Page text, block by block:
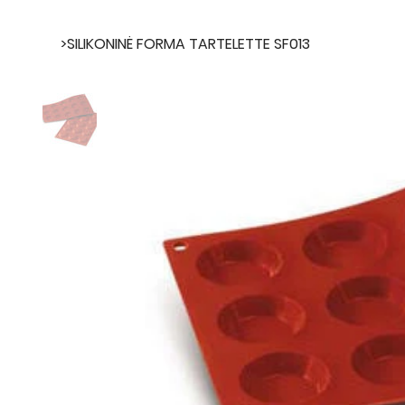
>SILIKONINĖ FORMA TARTELETTE SF013